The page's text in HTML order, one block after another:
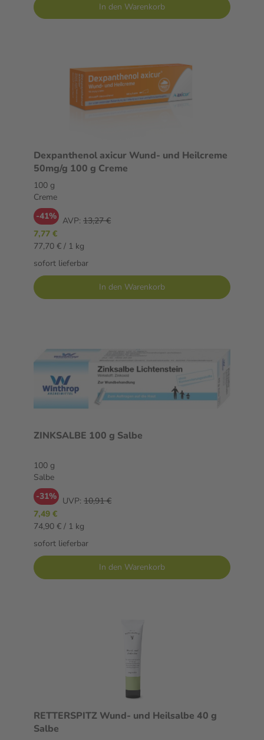
In den Warenkorb
Dexpanthenol axicur Wund- und Heilcreme
50mg/g 100 g Creme
100 g
Creme
-41% AVP: 13,27 €
7,77 €
77,70 € / 1 kg
sofort lieferbar
In den Warenkorb
ZINKSALBE 100 g Salbe
100 g
Salbe
-31% UVP: 10,91 €
7,49 €
74,90 € / 1 kg
sofort lieferbar
In den Warenkorb
RETTERSPITZ Wund- und Heilsalbe 40 g
Salbe